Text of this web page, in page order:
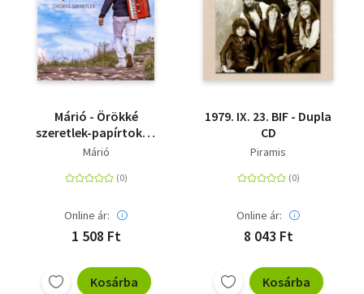
Márió - Örökké
szeretlek-papírtokos
kiadás
Márió
Online ár:
1 508 Ft
Kosárba
1979. IX. 23. BIF - Dupla
CD
Piramis
Online ár:
8 043 Ft
Kosárba